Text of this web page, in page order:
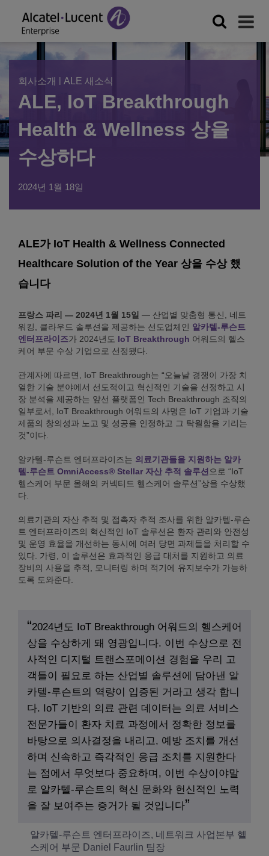
회사소개 | ALE 새소식
ALE, IoT Breakthrough
Health & Wellness 상을
수상하다
2024년 1월 18일
ALE가 IoT Health & Wellness Connected
Healthcare Solution of the Year 상을 수상 했
습니다
프랑스 파리 — 2024년 1월 15일 — 산업별 맞춤형 통신, 네트
워킹, 클라우드 솔루션을 제공하는 선도업체인 알카텔-루슨트
엔터프라이즈가 2024년도 IoT Breakthrough 어워드의 헬스
케어 부문 수상 기업으로 선정됐다.
관계자에 따르면, IoT Breakthrough는 “오늘날 경쟁이 가장 치
열한 기술 분야에서 선도적이고 혁신적인 기술을 선정하고 시
장 분석을 제공하는 앞선 플랫폼인 Tech Breakthrough 조직의
일부로서, IoT Breakthrough 어워드의 사명은 IoT 기업과 기술
제품의 창의성과 노고 및 성공을 인정하고 그 탁월함을 기리는
것”이다.
알카텔-루슨트 엔터프라이즈는 의료기관들을 지원하는 알카
텔-루슨트 OmniAccess® Stellar 자산 추적 솔루션 으로 “IoT
헬스케어 부문 올해의 커넥티드 헬스케어 솔루션”상을 수상했
다.
의료기관의 자산 추적 및 접촉자 추적 조사를 위한 알카텔-루슨
트 엔터프라이즈의 혁신적인 IoT 솔루션은 환자 관리와 안전성
및 운영 효율을 개선하는 동시에 여러 당면 과제들을 처리할 수
있다. 가령, 이 솔루션은 효과적인 응급 대처를 지원하고 의료
장비의 사용을 추적, 모니터링 하며 적기에 유지보수가 가능하
도록 도와준다.
2024년도 IoT Breakthrough 어워드의 헬스케어
상을 수상하게 돼 영광입니다. 이번 수상으로 전
사적인 디지털 트랜스포메이션 경험을 우리 고
객들이 필요로 하는 산업별 솔루션에 담아낸 알
카텔-루슨트의 역량이 입증된 거라고 생각 합니
다. IoT 기반의 의료 관련 데이터는 의료 서비스
전문가들이 환자 치료 과정에서 정확한 정보를
바탕으로 의사결정을 내리고, 예방 조치를 개선
하며 신속하고 즉각적인 응급 조치를 지원한다
는 점에서 무엇보다 중요하며, 이번 수상이야말
로 알카텔-루슨트의 혁신 문화와 헌신적인 노력
을 잘 보여주는 증거가 될 것입니다
알카텔-루슨트 엔터프라이즈, 네트워크 사업본부 헬
스케어 부문 Daniel Faurlin 팀장